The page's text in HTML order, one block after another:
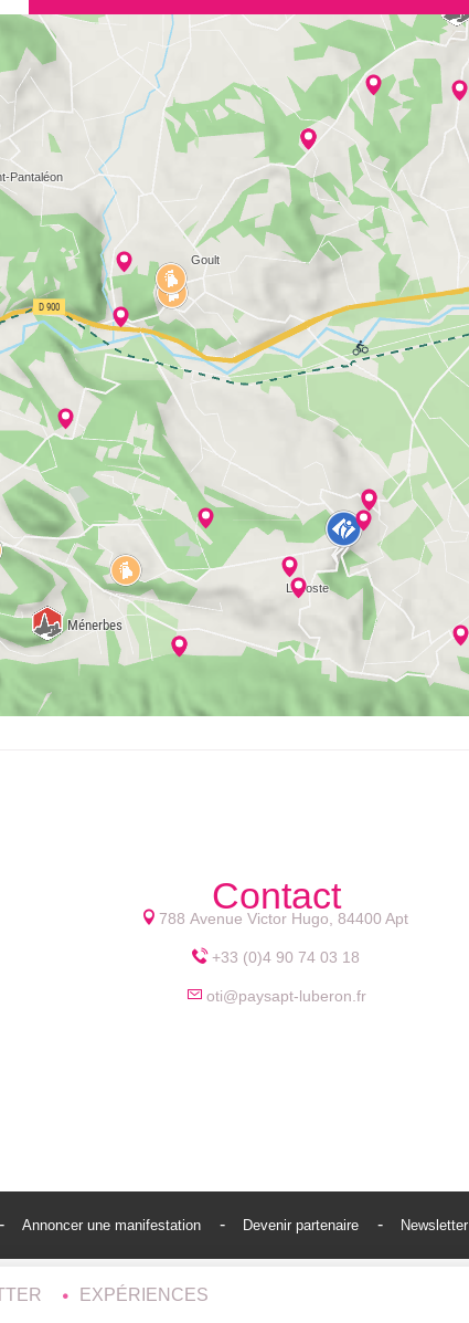
Contact
788 Avenue Victor Hugo, 84400 Apt
+33 (0)4 90 74 03 18
oti@paysapt-luberon.fr
Annoncer une manifestation Devenir partenaire Newsletter
EXPÉRIENCES